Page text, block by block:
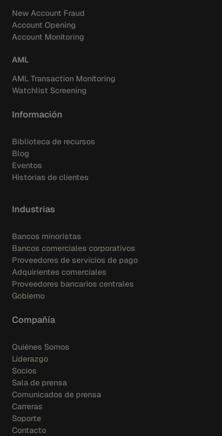
New Account Fraud
Account Opening
Account Monitoring
AML
AML Transaction Monitoring
Watchlist Screening
Información
Biblioteca de recursos
Blog
Eventos
Historias de clientes
Industrias
Bancos minoristas
Bancos comerciales corporativos
Proveedores de servicios de pago
Adquirientes comerciales
Proveedores bancarios centrales
Gobierno
Compañía
Quiénes Somos
Liderazgo
Socios
Sala de prensa
Comunicados de prensa
Carreras
Soporte
Contacto